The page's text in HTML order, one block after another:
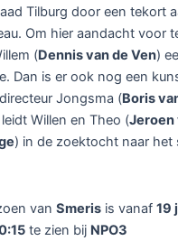
Tilburg door een tekort
Om hier aandacht voor
(Dennis van de Ven)
Dan is er ook nog een
Jongsma (Boris
Willen en Theo (Jeroen
) in de zoektocht naar het
vanSmeris is vanaf19
te zien bij NPO3